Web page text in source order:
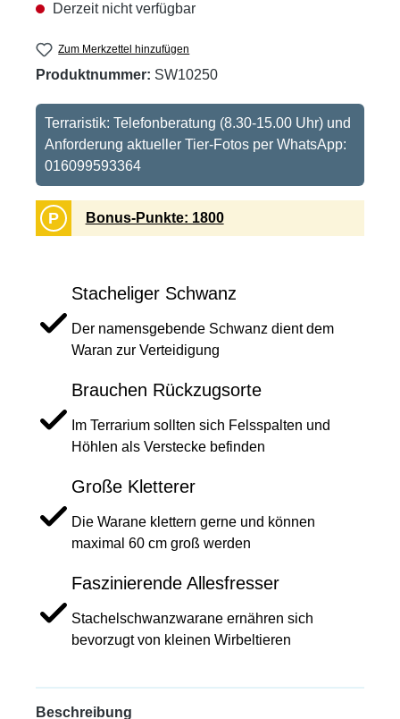
Derzeit nicht verfügbar
Zum Merkzettel hinzufügen
Produktnummer: SW10250
Terraristik: Telefonberatung (8.30-15.00 Uhr) und
Anforderung aktueller Tier-Fotos per WhatsApp:
016099593364
P Bonus-Punkte: 1800
Stacheliger Schwanz
Der namensgebende Schwanz dient dem
Waran zur Verteidigung
Brauchen Rückzugsorte
Im Terrarium sollten sich Felsspalten und
Höhlen als Verstecke befinden
Große Kletterer
Die Warane klettern gerne und können
maximal 60 cm groß werden
Faszinierende Allesfresser
Stachelschwanzwarane ernähren sich
bevorzugt von kleinen Wirbeltieren
Beschreibung